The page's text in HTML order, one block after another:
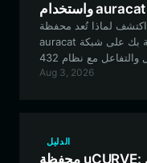
اكتشف لماذا تُعد محفظة Bitget Wallet الخيار الأمثل لإدارة رموز
auracat الخاصة بك على شبكة Solana. يستعرض هذا الدليل
كيفية تأمين وتداول والتفاعل مع نظام 432Hz البيئي الفريد
Aug 3, 2026
الدليل
محفظة uCURVE: أفضل محفظة لتخزين وإرسال